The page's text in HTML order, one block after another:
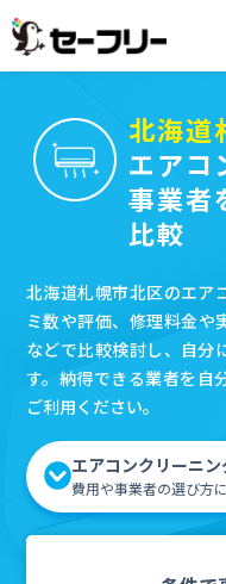
北海道
エアコ
事業者
比較
北海道札幌市北区のエア
ミ数や評価、修理料金や
などで比較検討し、自分
す。納得できる業者を自
ご利用ください。
エアコンクリーニ
費用や事業者の選び方